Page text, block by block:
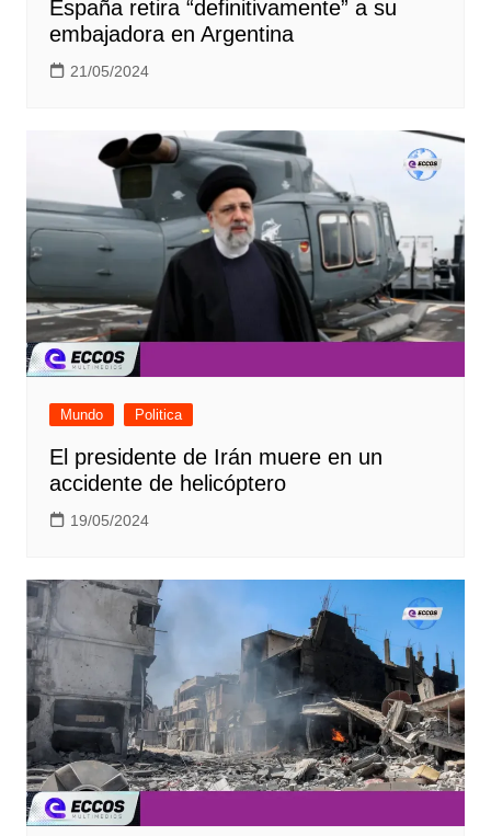
España retira “definitivamente” a su
embajadora en Argentina
21/05/2024
Mundo Politica
El presidente de Irán muere en un
accidente de helicóptero
19/05/2024